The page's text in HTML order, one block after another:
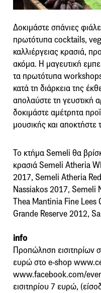
Δοκιμάστε σπάνιες
πρωτότυπα cocktails,
καλλιέργειας κρασιά,
ακόμα. Η μαγευτική
τα πρωτότυπα
κατά τη διάρκεια της
απολαύστε τη γευστική
δοκιμάστε αμέτρητα
μουσικής και αποκτήστε
Το κτήμα Semeli θα
κρασιά Semeli Atheria
2017, Semeli Atheria
Nassiakos 2017, Semeli
Thea Mantinia Fine
Grande Reserve 2012,
info
Προπώληση εισιτηρίων
ευρώ στο e-shop
www.facebook.com/
εισιτηρίου 7 ευρώ,